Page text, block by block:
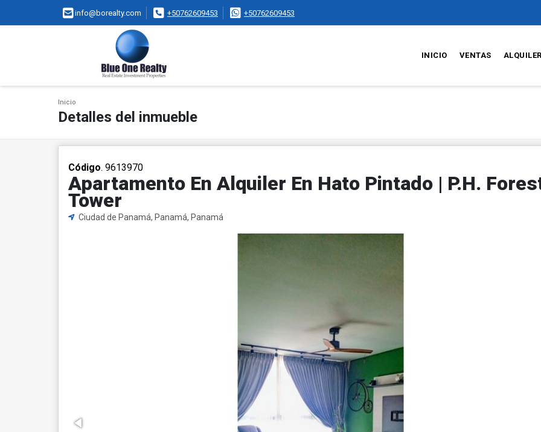
info@borealty.com +50762609453 +50762609453
INICIO VENTAS
Inicio
Detalles del inmueble
Código. 9613970
Apartamento En Alquiler En Hato Pintado | P.H.
Tower
Ciudad de Panamá, Panamá, Panamá